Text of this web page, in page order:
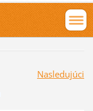
Nasledujúci